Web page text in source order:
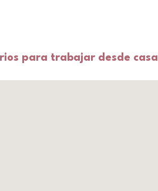
para trabajar desde casa